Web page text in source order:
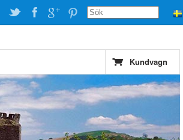
Kundvagn